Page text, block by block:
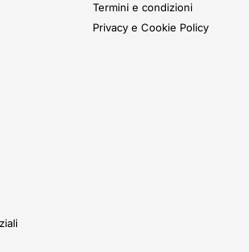
Termini e condizioni
Privacy e Cookie Policy